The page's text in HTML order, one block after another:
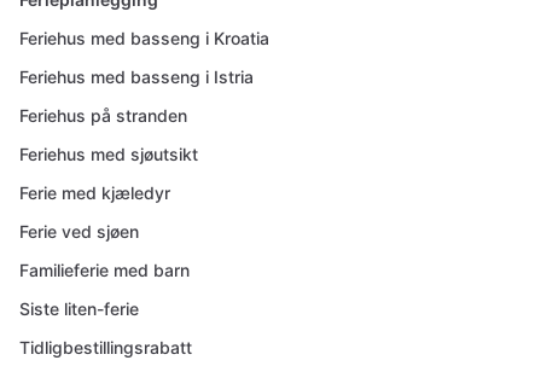
Feriehus med basseng i Kroatia
Feriehus med basseng i Istria
Feriehus på stranden
Feriehus med sjøutsikt
Ferie med kjæledyr
Ferie ved sjøen
Familieferie med barn
Siste liten-ferie
Tidligbestillingsrabatt